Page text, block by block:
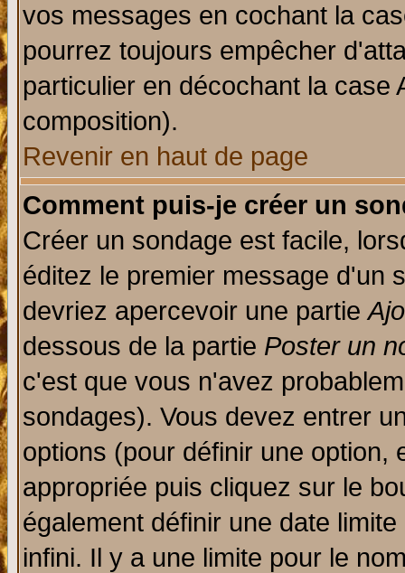
vos messages en cochant la
pourrez toujours empêcher
particulier en décochant la
composition).
Revenir en haut de page
Comment puis-je créer un
Créer un sondage est facile,
éditez le premier message d'un
devriez apercevoir une partie
dessous de la partie Poster un
c'est que vous n'avez
sondages). Vous devez entrer
options (pour définir une option,
appropriée puis cliquez sur le
également définir une date
infini. Il y a une limite pour le